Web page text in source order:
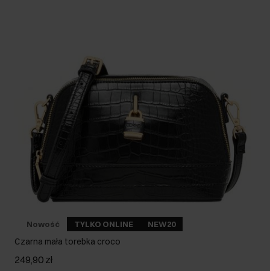
Nowość TYLKO ONLINE NEW20
Czarna mała torebka croco
249,90 zł